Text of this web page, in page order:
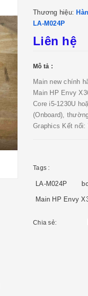
Thương hiệu:
LA-M024P
Liên hệ
Mô tả :
Main new chính
Main HP Envy
Core i5-1230U
(Onboard),
Graphics Kết nối:
Tags :
LA-M024P
Main HP Envy
Chia sẻ: